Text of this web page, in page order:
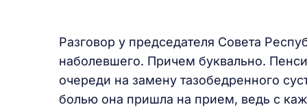
Разговор у председателя Совета
наболевшего. Причем буквально.
очереди на замену тазобедренного
болью она пришла на прием, ведь с